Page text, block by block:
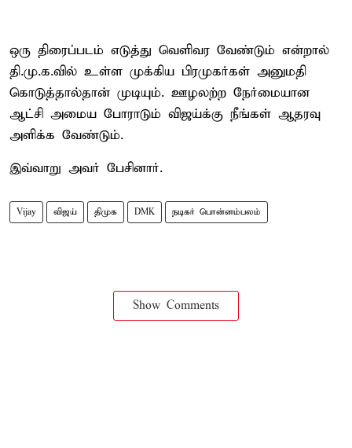
ஒரு திரைப்படம் எடுத்து வெளிவர வேண்டும் என்றால்
தி.மு.க.வில் உள்ள முக்கிய பிரமுகர்கள் அனுமதி
கொடுத்தால்தான் முடியும். ஊழலற்ற நேர்மையான
ஆட்சி அமைய போராடும் விஜய்க்கு நீங்கள் ஆதரவு
அளிக்க வேண்டும்.
இவ்வாறு அவர் பேசினார்.
Vijay விஜய் திமுக DMK நடிகர் பொன்னம்பலம்
Show Comments